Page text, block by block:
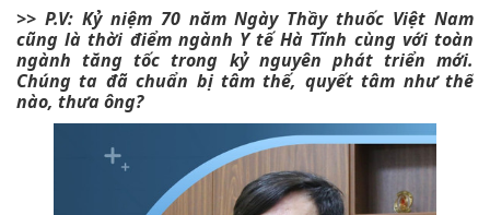
>> P.V: Kỷ niệm 70 năm Ngày Thầy thuốc Việt Nam
cũng là thời điểm ngành Y tế Hà Tĩnh cùng với toàn
ngành tăng tốc trong kỷ nguyên phát triển mới.
Chúng ta đã chuẩn bị tâm thế, quyết tâm như thế
nào, thưa ông?